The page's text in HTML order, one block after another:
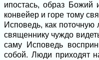
ипостась, образ Божий
конвейер и горе тому
Исповедь, как
священнику чуждо
саму Исповедь
собой. Люди приходят